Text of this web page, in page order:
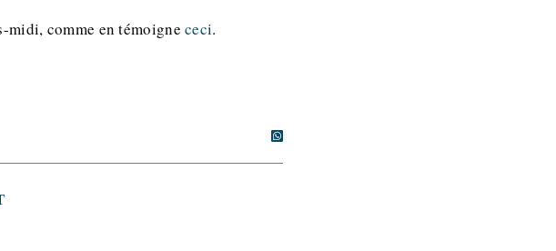
midi, comme en témoignececi.